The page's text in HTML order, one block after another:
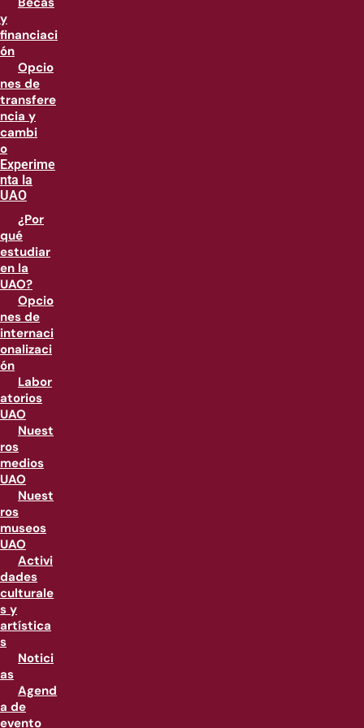
y
financiaci
ón
Opcio
nes de
transfere
ncia y
cambi
o
Experime
nta la
UAO
¿Por
qué
estudiar
en la
UAO?
Opcio
nes de
internaci
onalizaci
ón
Labor
atorios
UAO
Nuest
ros
medios
UAO
Nuest
ros
museos
UAO
Activi
dades
culturale
s y
artística
s
Notici
as
Agend
a de
evento